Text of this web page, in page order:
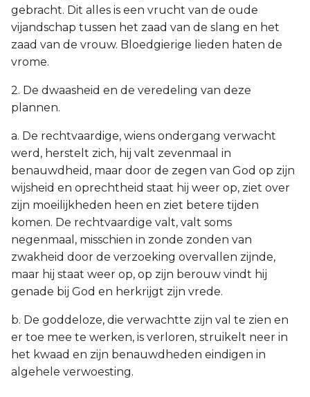
gebracht. Dit alles is een vrucht van de oude
vijandschap tussen het zaad van de slang en het
zaad van de vrouw. Bloedgierige lieden haten de
vrome.
2. De dwaasheid en de veredeling van deze
plannen.
a. De rechtvaardige, wiens ondergang verwacht
werd, herstelt zich, hij valt zevenmaal in
benauwdheid, maar door de zegen van God op zijn
wijsheid en oprechtheid staat hij weer op, ziet over
zijn moeilijkheden heen en ziet betere tijden
komen. De rechtvaardige valt, valt soms
negenmaal, misschien in zonde zonden van
zwakheid door de verzoeking overvallen zijnde,
maar hij staat weer op, op zijn berouw vindt hij
genade bij God en herkrijgt zijn vrede.
b. De goddeloze, die verwachtte zijn val te zien en
er toe mee te werken, is verloren, struikelt neer in
het kwaad en zijn benauwdheden eindigen in
algehele verwoesting.